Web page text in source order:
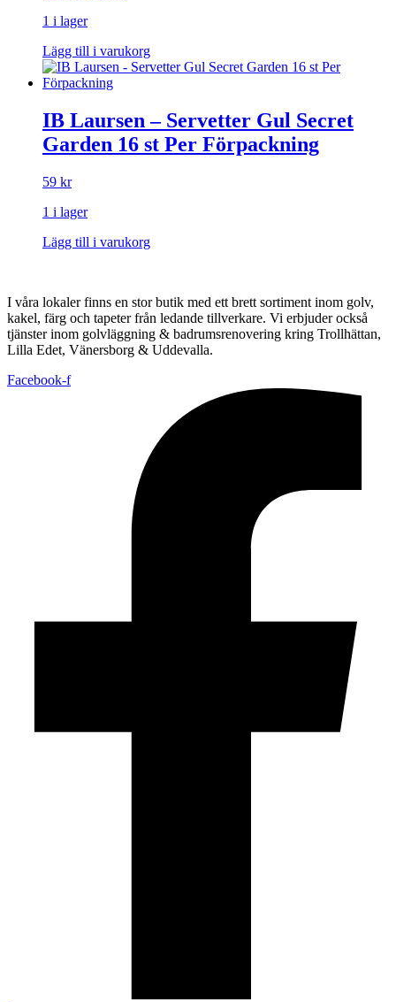
1 i lager
Lägg till i varukorg
IB Laursen – Servetter Gul Secret
Garden 16 st Per Förpackning
59 kr
1 i lager
Lägg till i varukorg
I våra lokaler finns en stor butik med ett brett sortiment inom golv,
kakel, färg och tapeter från ledande tillverkare. Vi erbjuder också
tjänster inom golvläggning & badrumsrenovering kring Trollhättan,
Lilla Edet, Vänersborg & Uddevalla.
Facebook-f